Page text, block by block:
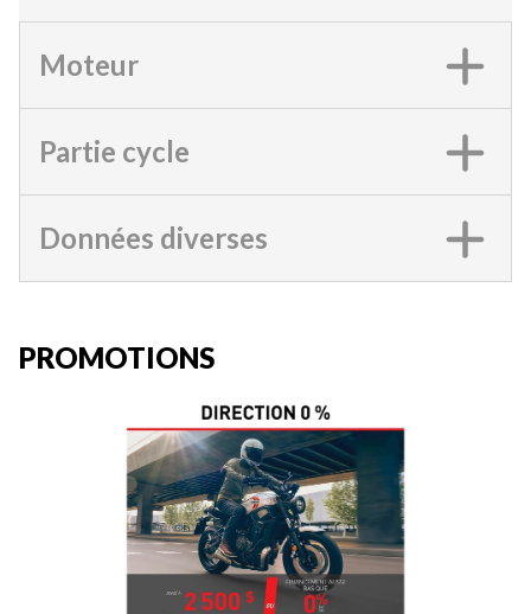
Moteur
Partie cycle
Données diverses
PROMOTIONS